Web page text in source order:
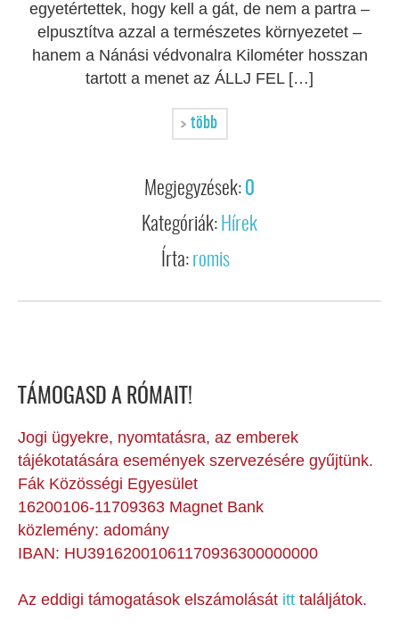
egyetértettek, hogy kell a gát, de nem a partra –
elpusztítva azzal a természetes környezetet –
hanem a Nánási védvonalra Kilométer hosszan
tartott a menet az ÁLLJ FEL […]
több
Megjegyzések: 0
Kategóriák: Hírek
Írta: romis
TÁMOGASD A RÓMAIT!
Jogi ügyekre, nyomtatásra, az emberek
tájékotatására események szervezésére gyűjtünk.
Fák Közösségi Egyesület
16200106-11709363 Magnet Bank
közlemény: adomány
IBAN: HU39162001061170936300000000
Az eddigi támogatások elszámolását itt találjátok.